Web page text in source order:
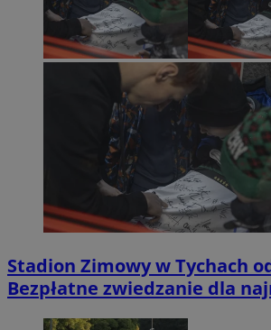
Stadion Zimowy w Tychach
Bezpłatne zwiedzanie dla